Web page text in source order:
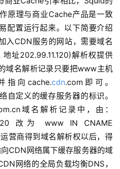
原理与商业Cache产品是一致
配置运行起来。以下简要介绍
入CDN服务的网站，需要域名
址202.99.11.120)解析权提供
域名解析记录只要把www主机
指向cache.cdn.com即可。
自定义的缓存服务器的标识。
域名解析记录中，由：
改为 www IN CNAME
营商得到域名解析权以后，得
CDN网络属下缓存服务器的域
网络的全局负载均衡DNS，